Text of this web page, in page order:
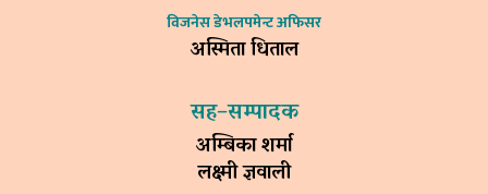
विजनेस डेभलपमेन्ट अफिसर
अस्मिता धिताल
सह–सम्पादक
अम्बिका शर्मा
लक्ष्मी ज्ञवाली